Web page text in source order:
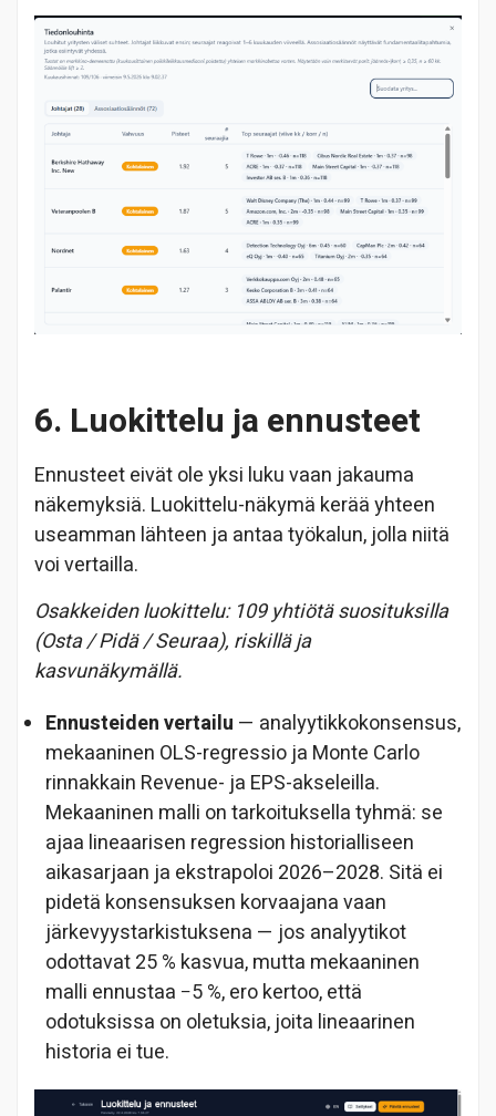
6. Luokittelu ja ennusteet
Ennusteet eivät ole yksi luku vaan jakauma
näkemyksiä. Luokittelu-näkymä kerää yhteen
useamman lähteen ja antaa työkalun, jolla niitä
voi vertailla.
Osakkeiden luokittelu: 109 yhtiötä suosituksilla
(Osta / Pidä / Seuraa), riskillä ja
kasvunäkymällä.
Ennusteiden vertailu — analyytikkokonsensus,
mekaaninen OLS-regressio ja Monte Carlo
rinnakkain Revenue- ja EPS-akseleilla.
Mekaaninen malli on tarkoituksella tyhmä: se
ajaa lineaarisen regression historialliseen
aikasarjaan ja ekstrapoloi 2026–2028. Sitä ei
pidetä konsensuksen korvaajana vaan
järkevyystarkistuksena — jos analyytikot
odottavat 25 % kasvua, mutta mekaaninen
malli ennustaa −5 %, ero kertoo, että
odotuksissa on oletuksia, joita lineaarinen
historia ei tue.